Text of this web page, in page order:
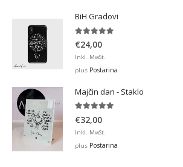
BiH Gradovi
5.00out of 5
€24,00
Inkl. MwSt.
plus Postarina
Majčin dan - Staklo
€32,00
Inkl. MwSt.
plus Postarina